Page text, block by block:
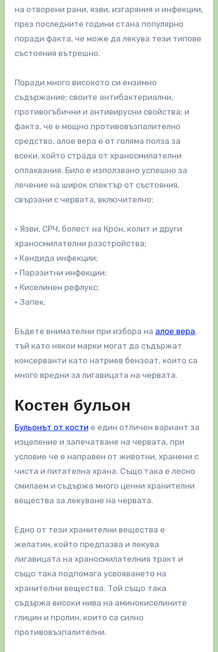
на отворени рани, язви, изгаряния и инфекции,
през последните години стана популярно
поради факта, че може да лекува тези типове
състояния вътрешно.
Поради много високото си ензимно
съдържание; своите антибактериални,
противогъбични и антивирусни свойства; и
факта, че е мощно противовъзпалително
средство, алое вера е от голяма полза за
всеки, който страда от храносмилателни
оплаквания. Било е използвано успешно за
лечение на широк спектър от състояния,
свързани с червата, включително:
• Язви, СРЧ, болест на Крон, колит и други
храносмилателни разстройства;
• Кандида инфекции;
• Паразитни инфекции;
• Киселинен рефлукс;
• Запек.
Бъдете внимателни при избора на алое вера,
тъй като някои марки могат да съдържат
консерванти като натриев бензоат, които са
много вредни за лигавицата на червата.
Костен бульон
Бульонът от кости е един отличен вариант за
изцеление и запечатване на червата, при
условие че е направен от животни, хранени с
чиста и питателна храна. Също така е лесно
смилаем и съдържа много ценни хранителни
вещества за лекуване на червата.
Едно от тези хранителни вещества е
желатин, който предпазва и лекува
лигавицата на храносмилателния тракт и
също така подпомага усвояването на
хранителни вещества. Той също така
съдържа високи нива на аминокиселините
глицин и пролин, които са силно
противовъзпалителни.